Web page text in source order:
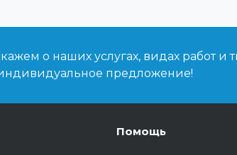
о наших услугах, видах работ и
предложение!
Помощь